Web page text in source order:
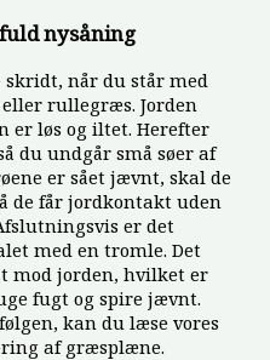
nysåning
når du står med
rullegræs. Jorden
er løs og iltet. Herefter
du undgår små søer af
er sået jævnt, skal de
de får jordkontakt uden
er det
med en tromle. Det
mod jorden, hvilket er
fugt og spire jævnt.
kan du læse vores
af græsplæne.